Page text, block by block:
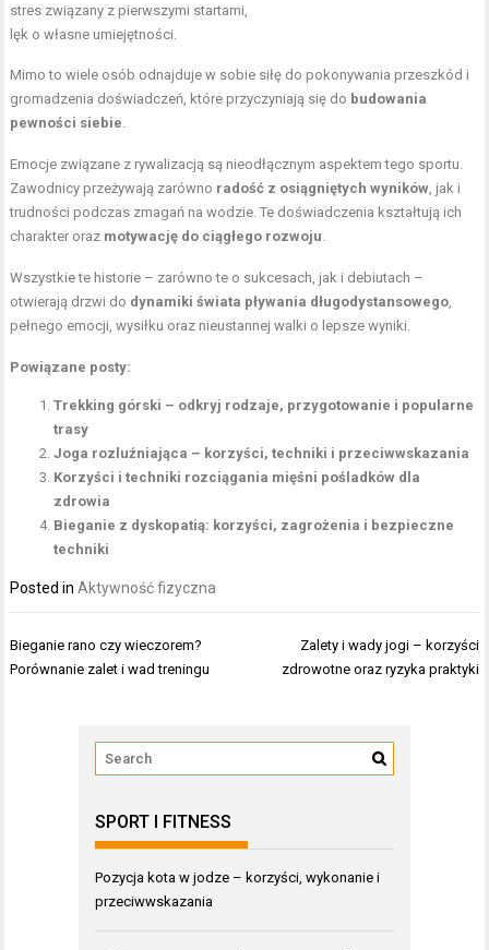
stres związany z pierwszymi startami,
lęk o własne umiejętności.
Mimo to wiele osób odnajduje w sobie siłę do pokonywania przeszkód i
gromadzenia doświadczeń, które przyczyniają się do budowania
pewności siebie
Emocje związane z rywalizacją są nieodłącznym aspektem tego sportu.
Zawodnicy przeżywają zarówno radość z osiągniętych wyników , jak i
trudności podczas zmagań na wodzie. Te doświadczenia kształtują ich
charakter oraz motywację do ciągłego rozwoju
Wszystkie te historie – zarówno te o sukcesach, jak i debiutach –
otwierają drzwi do dynamiki świata pływania długodystansowego
pełnego emocji, wysiłku oraz nieustannej walki o lepsze wyniki.
Powiązane posty:
Trekking górski – odkryj rodzaje, przygotowanie i popularne
trasy
Joga rozluźniająca – korzyści, techniki i przeciwwskazania
Korzyści i techniki rozciągania mięśni pośladków dla
zdrowia
Bieganie z dyskopatią: korzyści, zagrożenia i bezpieczne
techniki
Posted inAktywność fizyczna
Nawigacja
wpisu
Bieganie rano czy wieczorem?
Porównanie zalet i wad treningu
Zalety i wady jogi – korzyści
zdrowotne oraz ryzyka praktyki
SPORT I FITNESS
Pozycja kota w jodze – korzyści, wykonanie i
przeciwwskazania